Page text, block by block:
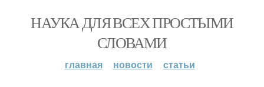
НАУКА ДЛЯ ВСЕХ ПРОСТЫМИ
СЛОВАМИ
главная новости статьи